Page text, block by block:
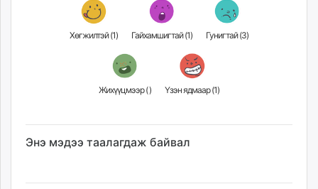
Хөгжилтэй (1) Гайхамшигтай (1) Гунигтай (3)
Жихүүцмээр () Үзэн ядмаар (1)
Энэ мэдээ таалагдаж байвал